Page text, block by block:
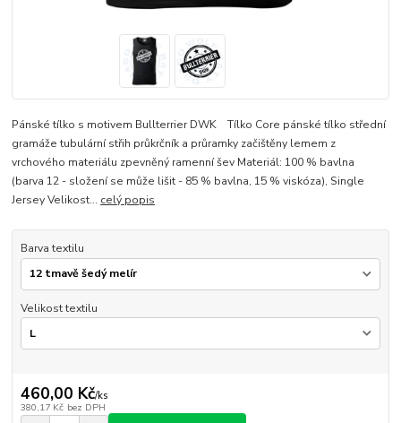
Pánské tílko s motivem Bullterrier DWK Tílko Core pánské tílko střední
gramáže tubulární střih průkrčník a průramky začištěny lemem z
vrchového materiálu zpevněný ramenní šev Materiál: 100 % bavlna
(barva 12 - složení se může lišit - 85 % bavlna, 15 % viskóza), Single
Jersey Velikost... celý popis
Barva textilu
Velikost textilu
460,00 Kč/ks
380,17 Kč bez DPH